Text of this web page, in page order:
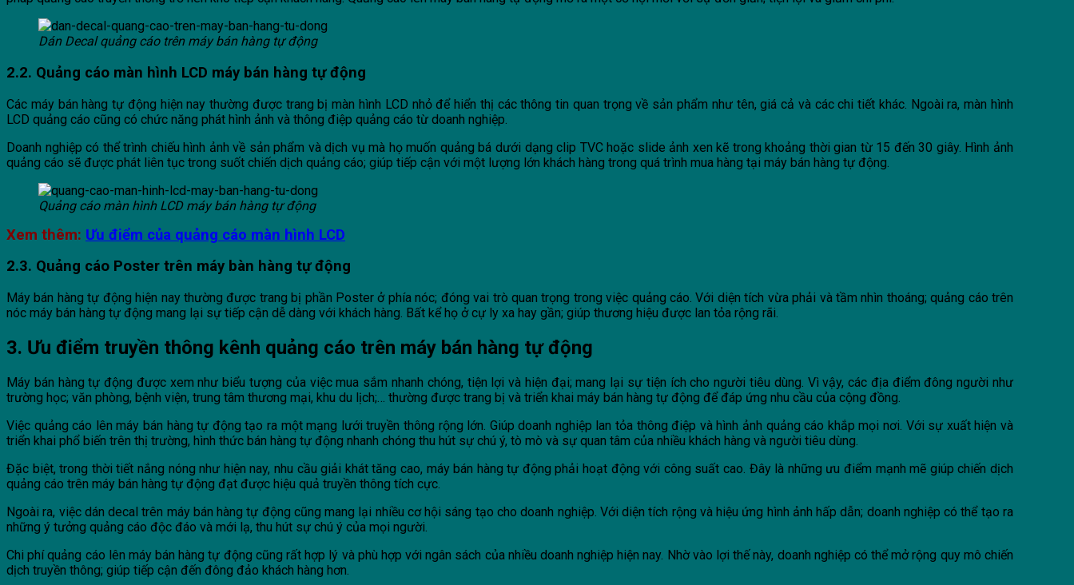
Dán Decal quảng cáo trên máy bán hàng tự động
2.2. Quảng cáo màn hình LCD máy bán hàng tự động
Các máy bán hàng tự động hiện nay thường được trang bị màn hình LCD nhỏ để hiển thị các thông tin quan trọng về sản phẩm như tên, giá cả và các chi tiết khác. Ngoài ra, màn hình
LCD quảng cáo cũng có chức năng phát hình ảnh và thông điệp quảng cáo từ doanh nghiệp.
Doanh nghiệp có thể trình chiếu hình ảnh về sản phẩm và dịch vụ mà họ muốn quảng bá dưới dạng clip TVC hoặc slide ảnh xen kẽ trong khoảng thời gian từ 15 đến 30 giây. Hình ảnh
quảng cáo sẽ được phát liên tục trong suốt chiến dịch quảng cáo; giúp tiếp cận với một lượng lớn khách hàng trong quá trình mua hàng tại máy bán hàng tự động.
Quảng cáo màn hình LCD máy bán hàng tự động
Xem thêm: Ưu điểm của quảng cáo màn hình LCD
2.3. Quảng cáo Poster trên máy bàn hàng tự động
Máy bán hàng tự động hiện nay thường được trang bị phần Poster ở phía nóc; đóng vai trò quan trọng trong việc quảng cáo. Với diện tích vừa phải và tầm nhìn thoáng; quảng cáo trên
nóc máy bán hàng tự động mang lại sự tiếp cận dễ dàng với khách hàng. Bất kể họ ở cự ly xa hay gần; giúp thương hiệu được lan tỏa rộng rãi.
3. Ưu điểm truyền thông kênh quảng cáo trên máy bán hàng tự động
Máy bán hàng tự động được xem như biểu tượng của việc mua sắm nhanh chóng, tiện lợi và hiện đại; mang lại sự tiện ích cho người tiêu dùng. Vì vậy, các địa điểm đông người như
trường học; văn phòng, bệnh viện, trung tâm thương mại, khu du lịch;… thường được trang bị và triển khai máy bán hàng tự động để đáp ứng nhu cầu của cộng đồng.
Việc quảng cáo lên máy bán hàng tự động tạo ra một mạng lưới truyền thông rộng lớn. Giúp doanh nghiệp lan tỏa thông điệp và hình ảnh quảng cáo khắp mọi nơi. Với sự xuất hiện và
triển khai phổ biến trên thị trường, hình thức bán hàng tự động nhanh chóng thu hút sự chú ý, tò mò và sự quan tâm của nhiều khách hàng và người tiêu dùng.
Đặc biệt, trong thời tiết nắng nóng như hiện nay, nhu cầu giải khát tăng cao, máy bán hàng tự động phải hoạt động với công suất cao. Đây là những ưu điểm mạnh mẽ giúp chiến dịch
quảng cáo trên máy bán hàng tự động đạt được hiệu quả truyền thông tích cực.
Ngoài ra, việc dán decal trên máy bán hàng tự động cũng mang lại nhiều cơ hội sáng tạo cho doanh nghiệp. Với diện tích rộng và hiệu ứng hình ảnh hấp dẫn; doanh nghiệp có thể tạo ra
những ý tưởng quảng cáo độc đáo và mới lạ, thu hút sự chú ý của mọi người.
Chi phí quảng cáo lên máy bán hàng tự động cũng rất hợp lý và phù hợp với ngân sách của nhiều doanh nghiệp hiện nay. Nhờ vào lợi thế này, doanh nghiệp có thể mở rộng quy mô chiến
dịch truyền thông; giúp tiếp cận đến đông đảo khách hàng hơn.